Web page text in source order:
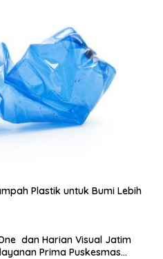
Plastik untuk Bumi Lebih
dan Harian Visual Jatim
Prima Puskesmas